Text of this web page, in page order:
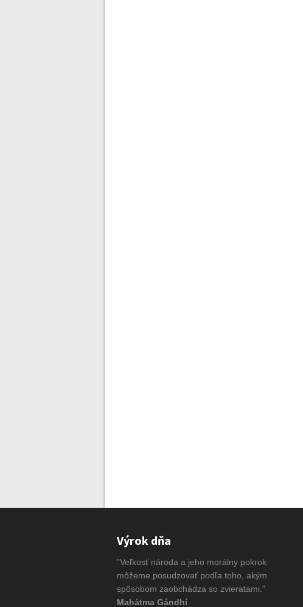
Výrok dňa
"Veľkosť národa a jeho morálny pokrok
môžeme posudzovať podľa toho, akým
spôsobom zaobchádza so zvieratami."
Mahátma Gándhí